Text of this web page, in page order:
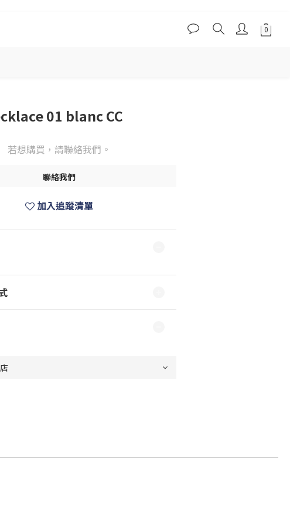
01 blanc CC
若想購買，請聯絡我們。
聯絡我們
加入追蹤清單